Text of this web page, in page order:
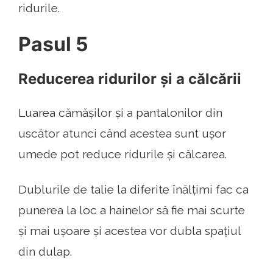
ridurile.
Pasul 5
Reducerea ridurilor și a călcării
Luarea cămășilor și a pantalonilor din
uscător atunci când acestea sunt ușor
umede pot reduce ridurile și călcarea.
Dublurile de talie la diferite înălțimi fac ca
punerea la loc a hainelor să fie mai scurte
și mai ușoare și acestea vor dubla spațiul
din dulap.